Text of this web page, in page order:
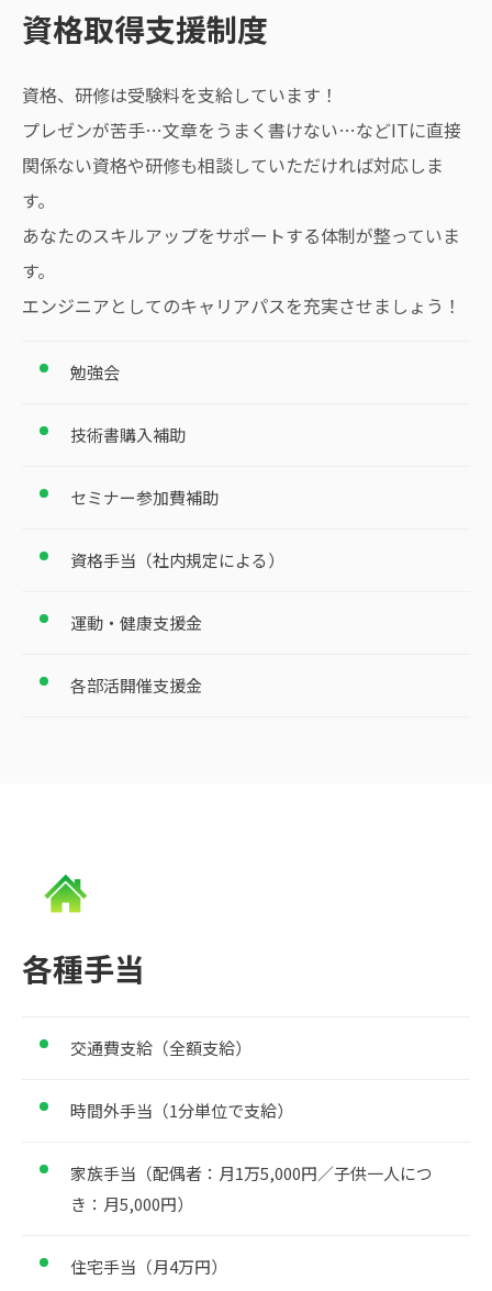
資格取得支援制度
資格、研修は受験料を支給しています！
プレゼンが苦手…文章をうまく書けない…などITに直接
関係ない資格や研修も相談していただければ対応しま
す。
あなたのスキルアップをサポートする体制が整っていま
す。
エンジニアとしてのキャリアパスを充実させましょう！
勉強会
技術書購入補助
セミナー参加費補助
資格手当（社内規定による）
運動・健康支援金
各部活開催支援金
各種手当
交通費支給（全額支給）
時間外手当（1分単位で支給）
家族手当（配偶者：月1万5,000円／子供一人につ
き：月5,000円）
住宅手当（月4万円）